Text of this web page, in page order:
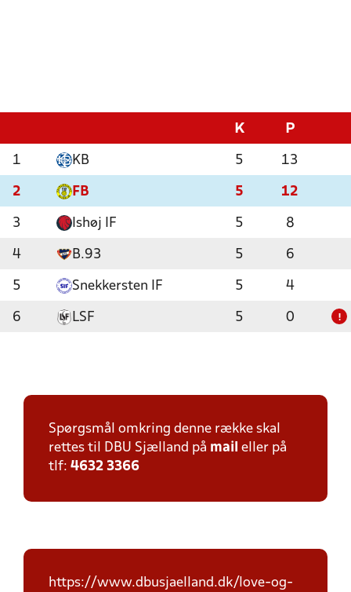
K P
1 KB 5 13
2 FB 5 12
3 Ishøj IF 5 8
4 B.93 5 6
5 Snekkersten IF 5 4
6 LSF 5 0 !
Spørgsmål omkring denne række skal
rettes til DBU Sjælland på mail eller på
tlf: 4632 3366
https://www.dbusjaelland.dk/love-og-